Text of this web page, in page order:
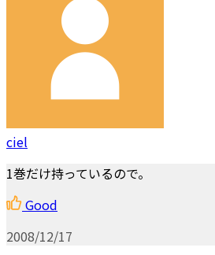
ciel
1巻だけ持っているので。
Good
2008/12/17